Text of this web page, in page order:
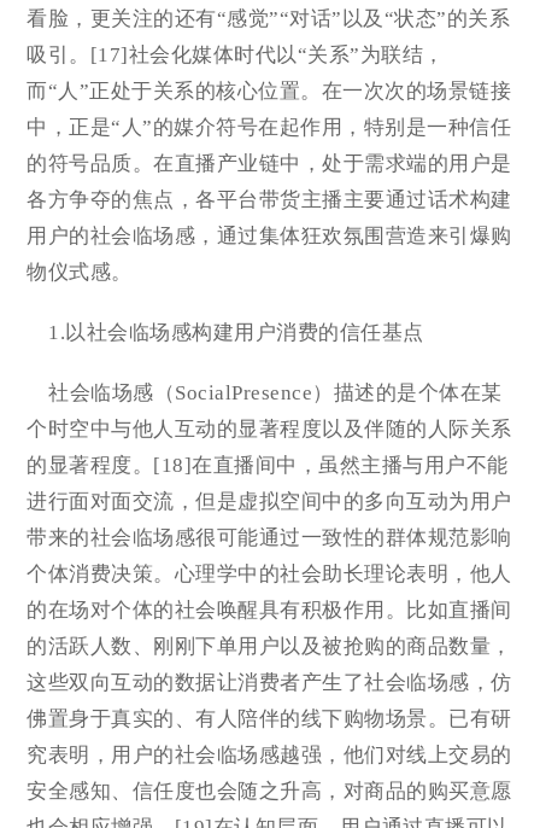
看脸，更关注的还有“感觉”“对话”以及“状态”的关系
吸引。[17]社会化媒体时代以“关系”为联结，
而“人”正处于关系的核心位置。在一次次的场景链接
中，正是“人”的媒介符号在起作用，特别是一种信任
的符号品质。在直播产业链中，处于需求端的用户是
各方争夺的焦点，各平台带货主播主要通过话术构建
用户的社会临场感，通过集体狂欢氛围营造来引爆购
物仪式感。
1.以社会临场感构建用户消费的信任基点
社会临场感（SocialPresence）描述的是个体在某
个时空中与他人互动的显著程度以及伴随的人际关系
的显著程度。[18]在直播间中，虽然主播与用户不能
进行面对面交流，但是虚拟空间中的多向互动为用户
带来的社会临场感很可能通过一致性的群体规范影响
个体消费决策。心理学中的社会助长理论表明，他人
的在场对个体的社会唤醒具有积极作用。比如直播间
的活跃人数、刚刚下单用户以及被抢购的商品数量，
这些双向互动的数据让消费者产生了社会临场感，仿
佛置身于真实的、有人陪伴的线下购物场景。已有研
究表明，用户的社会临场感越强，他们对线上交易的
安全感知、信任度也会随之升高，对商品的购买意愿